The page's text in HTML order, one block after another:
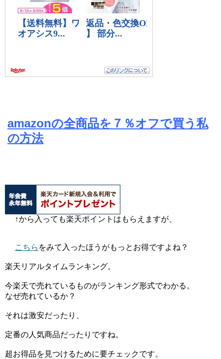
amazonの全商品を７％オフで買う私
の方法
↑から入っても楽天ポイントはもらえますが、
こちら をみて入ったほうがもっとお得ですよね？
楽天リアルタイムランキング。
今楽天で売れているものがランキング形式でわかる。
なぜ売れているか？
それは激安だったり、
定番の人気商品だったりですね。
超お得品を見つけるために要チェックです。